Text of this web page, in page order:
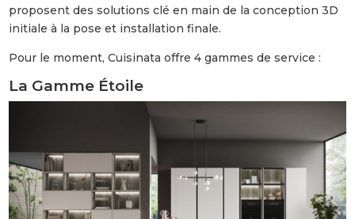
proposent des solutions clé en main de la conception 3D
initiale à la pose et installation finale.
Pour le moment, Cuisinata offre 4 gammes de service :
La Gamme Étoile